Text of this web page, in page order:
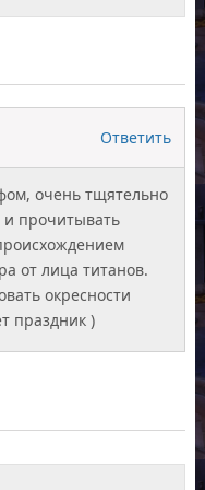
Ответить
очень тщятельно
прочитывать
от лица титанов.
окресности
праздник )